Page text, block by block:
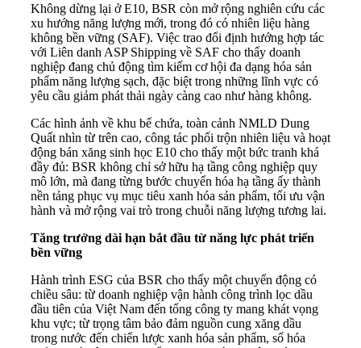
Không dừng lại ở E10, BSR còn mở rộng nghiên cứu các
xu hướng năng lượng mới, trong đó có nhiên liệu hàng
không bền vững (SAF). Việc trao đổi định hướng hợp tác
với Liên danh ASP Shipping về SAF cho thấy doanh
nghiệp đang chủ động tìm kiếm cơ hội đa dạng hóa sản
phẩm năng lượng sạch, đặc biệt trong những lĩnh vực có
yêu cầu giảm phát thải ngày càng cao như hàng không.
Các hình ảnh về khu bể chứa, toàn cảnh NMLD Dung
Quất nhìn từ trên cao, công tác phối trộn nhiên liệu và hoạt
động bán xăng sinh học E10 cho thấy một bức tranh khá
đầy đủ: BSR không chỉ sở hữu hạ tầng công nghiệp quy
mô lớn, mà đang từng bước chuyển hóa hạ tầng ấy thành
nền tảng phục vụ mục tiêu xanh hóa sản phẩm, tối ưu vận
hành và mở rộng vai trò trong chuỗi năng lượng tương lai.
Tăng trưởng dài hạn bắt đầu từ năng lực phát triển
bền vững
Hành trình ESG của BSR cho thấy một chuyển động có
chiều sâu: từ doanh nghiệp vận hành công trình lọc dầu
đầu tiên của Việt Nam đến tổng công ty mang khát vọng
khu vực; từ trọng tâm bảo đảm nguồn cung xăng dầu
trong nước đến chiến lược xanh hóa sản phẩm, số hóa